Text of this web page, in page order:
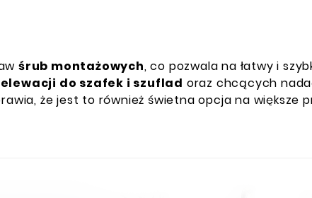
śrub montażowych, co pozwala na łatwy i
elewacji do szafek i szuflad oraz chcących
że jest to również świetna opcja na większe